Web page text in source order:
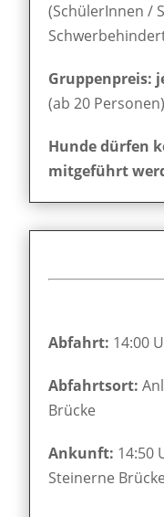
(SchülerInnen /
Gruppenpreis:
(ab 20 Personen)
Hunde dürfen
mitgeführt
Abfahrt: 14:00
Abfahrtsort:
Brücke
Ankunft: 14:50
Steinerne Brücke